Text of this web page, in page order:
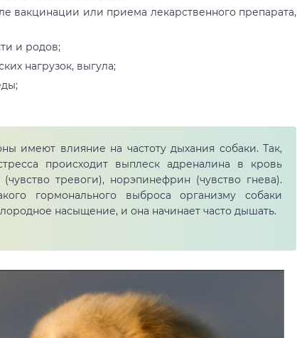
вакцинации или приема лекарственного препарата,
и родов;
нагрузок, выгула;
имеют влияние на частоту дыхания собаки. Так,
происходит выплеск адреналина в кровь
(чувство тревоги), норэпинефрин (чувство гнева).
гормонального выброса организму собаки
насыщение, и она начинает часто дышать.